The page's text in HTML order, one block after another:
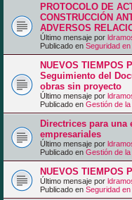
PROTOCOLO DE
CONSTRUCCIÓN
ADVERSOS
Último mensaje por
Publicado en Seguridad
NUEVOS TIEMPOS
Seguimiento del
obras sin proyecto
Último mensaje por
Publicado en Gestión de
Directrices para una
empresariales
Último mensaje por
Publicado en Gestión de
NUEVOS TIEMPOS
Último mensaje por
Publicado en Seguridad